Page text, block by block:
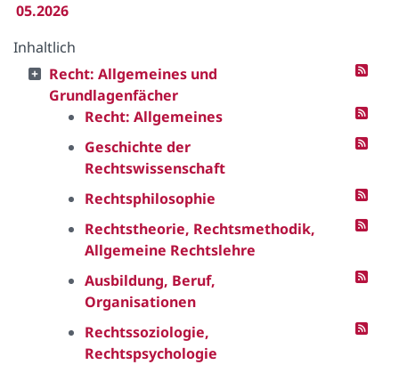
05.2026
Inhaltlich
Recht: Allgemeines und
Grundlagenfächer
Recht: Allgemeines
Geschichte der
Rechtswissenschaft
Rechtsphilosophie
Rechtstheorie, Rechtsmethodik,
Allgemeine Rechtslehre
Ausbildung, Beruf,
Organisationen
Rechtssoziologie,
Rechtspsychologie